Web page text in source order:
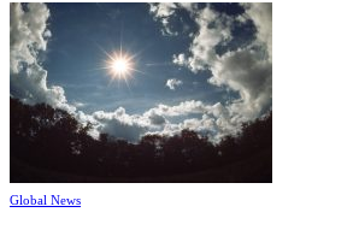
Global News